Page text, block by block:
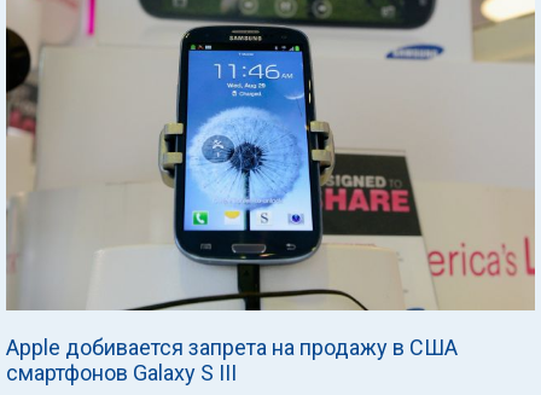
Apple добивается запрета на продажу в США
смартфонов Galaxy S III